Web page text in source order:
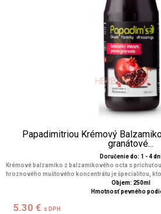
Papadimitriou Krémový
granátové...
Doručenie do: 1 - 4
Krémové balzamiko z balzamikového octa s
hroznového muštového koncentrátu je špecialitou,
Objem: 250ml
Hmotnosť pevného
5.30 € s DPH